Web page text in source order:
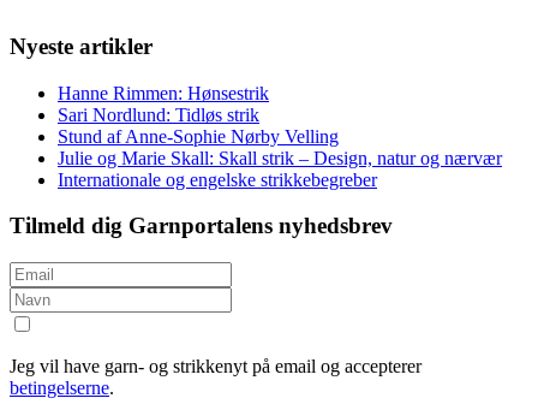
Nyeste artikler
Hanne Rimmen: Hønsestrik
Sari Nordlund: Tidløs strik
Stund af Anne-Sophie Nørby Velling
Julie og Marie Skall: Skall strik – Design, natur og nærvær
Internationale og engelske strikkebegreber
Tilmeld dig Garnportalens nyhedsbrev
Jeg vil have garn- og strikkenyt på email og accepterer
betingelserne.